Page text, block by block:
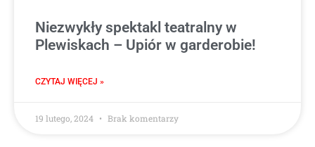
Niezwykły spektakl teatralny w
Plewiskach – Upiór w garderobie!
CZYTAJ WIĘCEJ »
19 lutego, 2024 Brak komentarzy